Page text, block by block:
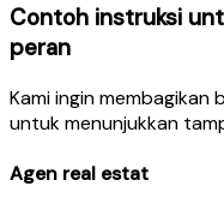
Contoh instruksi
peran
Kami ingin
untuk menunjukkan
Agen real estat